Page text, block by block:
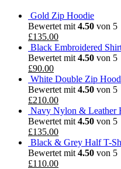
Gold Zip Hoodie
Bewertet mit 4.50 von 5
£135.00
Black Embroidered
Bewertet mit 4.50 von 5
£90.00
White Double Zip
Bewertet mit 4.50 von 5
£210.00
Navy Nylon & Leather
Bewertet mit 4.50 von 5
£135.00
Black & Grey Half T-
Bewertet mit 4.50 von 5
£110.00